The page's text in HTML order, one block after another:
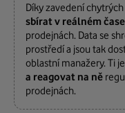
Díky zavedení
sbírat v reálném
prodejnách. Data se
prostředí a jsou tak
oblastní manažery. Ti
a reagovat na ně
prodejnách.